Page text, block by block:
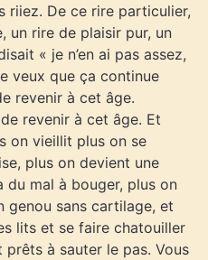
riiez. De ce rire particulier,
un rire de plaisir pur, un
« je n’en ai pas assez,
veux que ça continue
revenir à cet âge.
revenir à cet âge. Et
on vieillit plus on se
plus on devient une
du mal à bouger, plus on
genou sans cartilage, et
lits et se faire chatouiller
à sauter le pas. Vous